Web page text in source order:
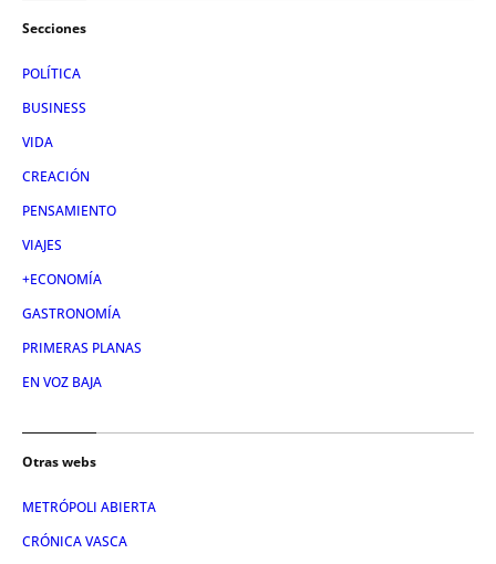
Secciones
POLÍTICA
BUSINESS
VIDA
CREACIÓN
PENSAMIENTO
VIAJES
+ECONOMÍA
GASTRONOMÍA
PRIMERAS PLANAS
EN VOZ BAJA
Otras webs
METRÓPOLI ABIERTA
CRÓNICA VASCA